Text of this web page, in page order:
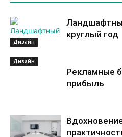
Дизайн
круглый год
Дизайн
Рекламные
прибыль